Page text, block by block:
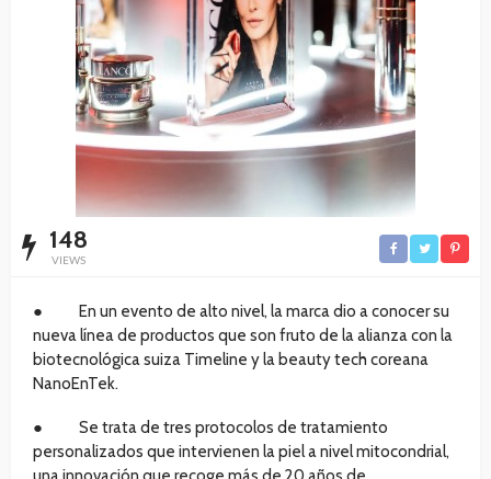
148
VIEWS
● En un evento de alto nivel, la marca dio a conocer su
nueva línea de productos que son fruto de la alianza con la
biotecnológica suiza Timeline y la beauty tech coreana
NanoEnTek.
● Se trata de tres protocolos de tratamiento
personalizados que intervienen la piel a nivel mitocondrial,